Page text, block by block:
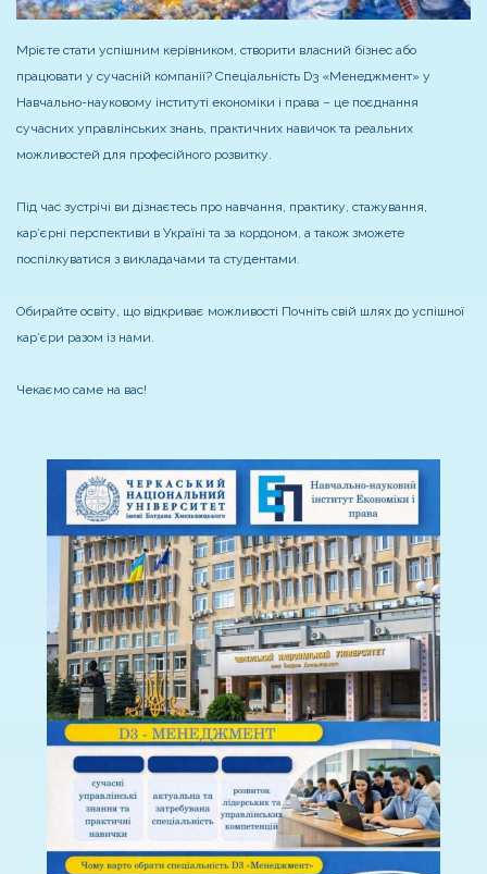
Мрієте стати успішним керівником, створити власний бізнес або
працювати у сучасній компанії? Спеціальність D3 «Менеджмент» у
Навчально-науковому інституті економіки і права – це поєднання
сучасних управлінських знань, практичних навичок та реальних
можливостей для професійного розвитку.
Під час зустрічі ви дізнаєтесь про навчання, практику, стажування,
кар’єрні перспективи в Україні та за кордоном, а також зможете
поспілкуватися з викладачами та студентами.
Обирайте освіту, що відкриває можливості Почніть свій шлях до успішної
кар’єри разом із нами.
Чекаємо саме на вас!